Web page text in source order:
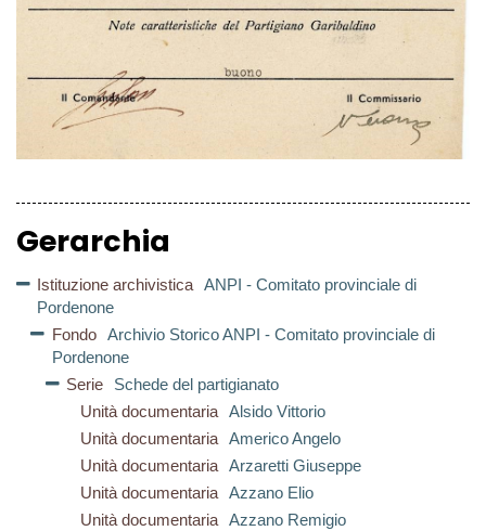
Gerarchia
Istituzione archivistica
ANPI - Comitato provinciale di
Pordenone
Fondo
Archivio Storico ANPI - Comitato provinciale di
Pordenone
Serie
Schede del partigianato
Unità documentaria
Alsido Vittorio
Unità documentaria
Americo Angelo
Unità documentaria
Arzaretti Giuseppe
Unità documentaria
Azzano Elio
Unità documentaria
Azzano Remigio